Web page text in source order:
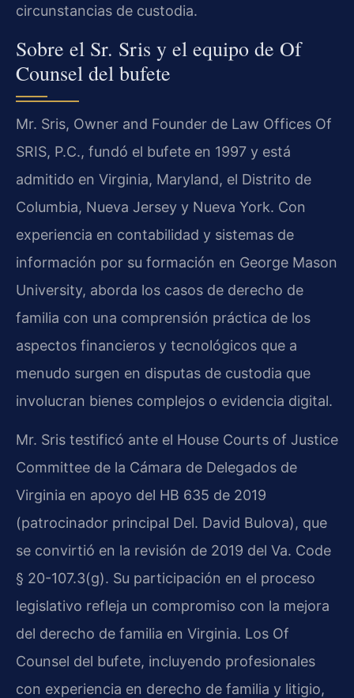
circunstancias de custodia.
Sobre el Sr. Sris y el equipo de Of
Counsel del bufete
Mr. Sris, Owner and Founder de Law Offices Of
SRIS, P.C., fundó el bufete en 1997 y está
admitido en Virginia, Maryland, el Distrito de
Columbia, Nueva Jersey y Nueva York. Con
experiencia en contabilidad y sistemas de
información por su formación en George Mason
University, aborda los casos de derecho de
familia con una comprensión práctica de los
aspectos financieros y tecnológicos que a
menudo surgen en disputas de custodia que
involucran bienes complejos o evidencia digital.
Mr. Sris testificó ante el House Courts of Justice
Committee de la Cámara de Delegados de
Virginia en apoyo del HB 635 de 2019
(patrocinador principal Del. David Bulova), que
se convirtió en la revisión de 2019 del Va. Code
§ 20-107.3(g). Su participación en el proceso
legislativo refleja un compromiso con la mejora
del derecho de familia en Virginia. Los Of
Counsel del bufete, incluyendo profesionales
con experiencia en derecho de familia y litigio,